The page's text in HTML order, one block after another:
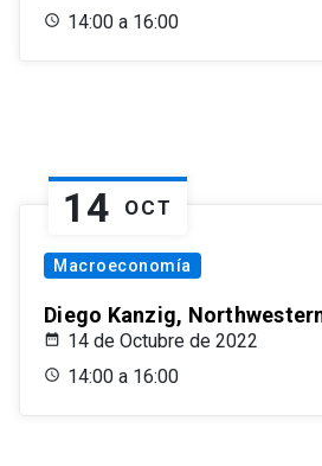
14:00 a 16:00
14 OCT
Macroeconomía
Diego Kanzig,
14 de Octubre de 2022
14:00 a 16:00